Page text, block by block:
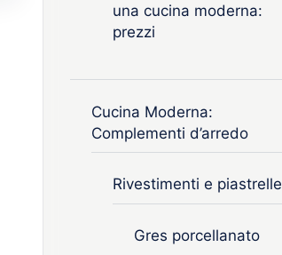
una cucina moderna:
prezzi
Cucina Moderna:
Complementi d’arredo
Rivestimenti e piastrelle
Gres porcellanato